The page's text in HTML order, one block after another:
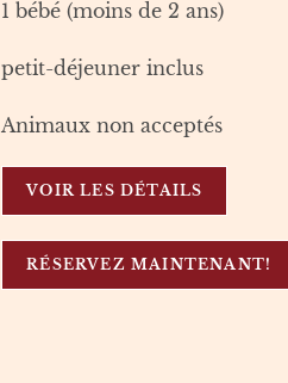
1 bébé (moins de 2 ans)
petit-déjeuner inclus
Animaux non acceptés